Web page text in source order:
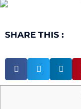
SHARE THIS :